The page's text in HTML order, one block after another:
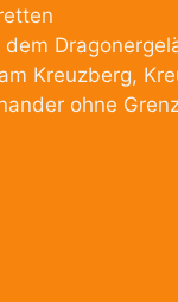
dem
Kreuzberg,
ohne